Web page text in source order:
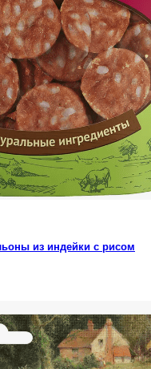
из индейки с рисом